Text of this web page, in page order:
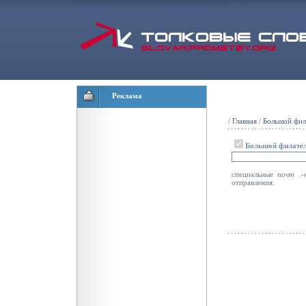
Реклама
/ Главная / Большой
Большой
специальныепочт .-
отправления.